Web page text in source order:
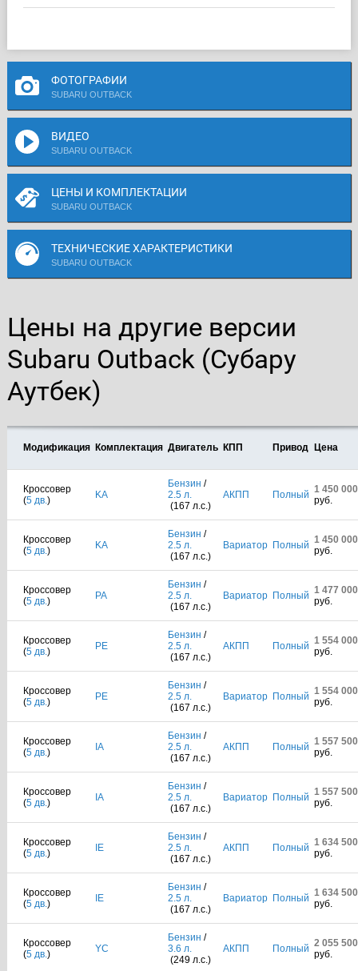
ФОТОГРАФИИ
SUBARU OUTBACK
ВИДЕО
SUBARU OUTBACK
ЦЕНЫ И КОМПЛЕКТАЦИИ
SUBARU OUTBACK
ТЕХНИЧЕСКИЕ ХАРАКТЕРИСТИКИ
SUBARU OUTBACK
Цены на другие версии
Subaru Outback (Субару
Аутбек)
Модификация Комплектация Двигатель КПП Привод Цена
Кроссовер
(5 дв.) KA
Бензин /
2.5 л.
(167 л.с.)
АКПП Полный 1 450 000
руб.
Кроссовер
(5 дв.) KA
Бензин /
2.5 л.
(167 л.с.)
Вариатор Полный 1 450 000
руб.
Кроссовер
(5 дв.) PA
Бензин /
2.5 л.
(167 л.с.)
Вариатор Полный 1 477 000
руб.
Кроссовер
(5 дв.) PE
Бензин /
2.5 л.
(167 л.с.)
АКПП Полный 1 554 000
руб.
Кроссовер
(5 дв.) PE
Бензин /
2.5 л.
(167 л.с.)
Вариатор Полный 1 554 000
руб.
Кроссовер
(5 дв.) IA
Бензин /
2.5 л.
(167 л.с.)
АКПП Полный 1 557 500
руб.
Кроссовер
(5 дв.) IA
Бензин /
2.5 л.
(167 л.с.)
Вариатор Полный 1 557 500
руб.
Кроссовер
(5 дв.) IE
Бензин /
2.5 л.
(167 л.с.)
АКПП Полный 1 634 500
руб.
Кроссовер
(5 дв.) IE
Бензин /
2.5 л.
(167 л.с.)
Вариатор Полный 1 634 500
руб.
Кроссовер
(5 дв.) YC
Бензин /
3.6 л.
(249 л.с.)
АКПП Полный 2 055 500
руб.